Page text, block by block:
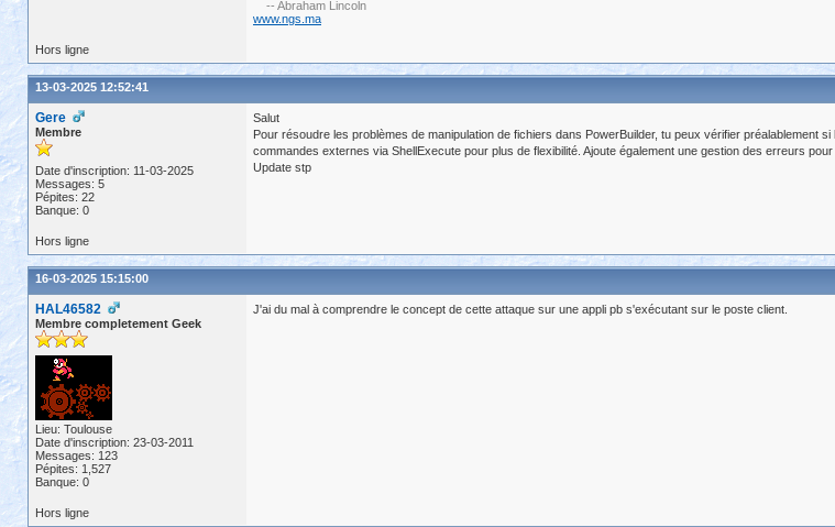
-- Abraham Lincoln
www.ngs.ma
Hors ligne
13-03-2025 12:52:41
Gere
Membre
Date d'inscription: 11-03-2025
Messages: 5
Pépites: 22
Banque: 0
Salut
Pour résoudre les problèmes de manipulation de fichiers dans PowerBuilder, tu peux vérifier préalablement
commandes externes via ShellExecute pour plus de flexibilité. Ajoute également une gestion des erreurs
Update stp
Hors ligne
16-03-2025 15:15:00
HAL46582
Membre completement Geek
Lieu: Toulouse
Date d'inscription: 23-03-2011
Messages: 123
Pépites: 1,527
Banque: 0
J'ai du mal à comprendre le concept de cette attaque sur une appli pb s'exécutant sur le poste client.
Hors ligne